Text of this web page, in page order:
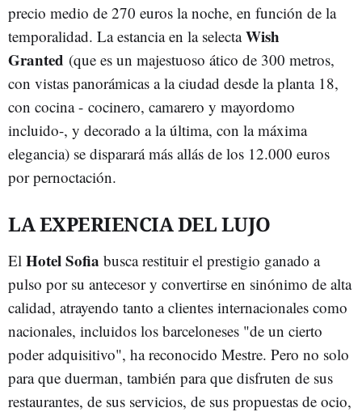
precio medio de 270 euros la noche, en función de la
temporalidad. La estancia en la selectaWish
Granted (que es un majestuoso ático de 300 metros,
con vistas panorámicas a la ciudad desde la planta 18,
con cocina - cocinero, camarero y mayordomo
incluido-, y decorado a la última, con la máxima
elegancia) se disparará más allás de los 12.000 euros
por pernoctación.
LA EXPERIENCIA DEL LUJO
El Hotel Sofia busca restituir el prestigio ganado a
pulso por su antecesor y convertirse en sinónimo de alta
calidad, atrayendo tanto a clientes internacionales como
nacionales, incluidos los barceloneses "de un cierto
poder adquisitivo", ha reconocido Mestre. Pero no solo
para que duerman, también para que disfruten de sus
restaurantes, de sus servicios, de sus propuestas de ocio,